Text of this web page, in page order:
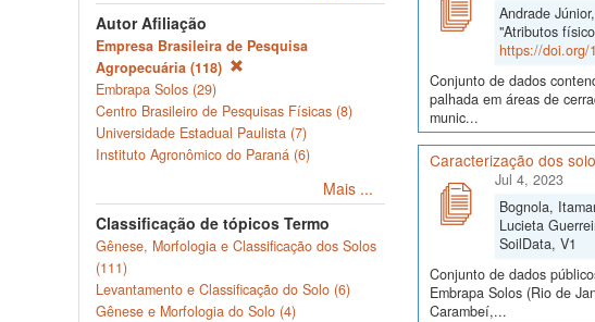
Autor Afiliação
Empresa Brasileira de Pesquisa
Agropecuária (118)
Embrapa Solos (29)
Centro Brasileiro de Pesquisas Físicas (8)
Universidade Estadual Paulista (7)
Instituto Agronômico do Paraná (6)
Mais ...
Classificação de tópicos Termo
Gênese, Morfologia e Classificação dos Solos
(111)
Levantamento e Classificação do Solo (6)
Gênese e Morfologia do Solo (4)
Andrade
"Atributos
https://doi.org/
Conjunto de dados
palhada em áreas de
munic...
Caracterização dos
Jul 4, 2023
Bognola,
Lucieta
SoilData, V1
Conjunto de dados
Embrapa Solos (Rio de
Carambeí,...